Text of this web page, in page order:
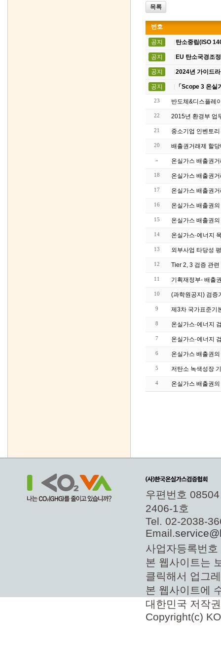
목록
번호
공지 탄소중립(ISO
공지 EU 탄소국경조
공지 2024년 가이드
공지 「Scope 3 온
23 반도체&디스플레
22 2015년 환경부 업
21 중소기업 인벤토
20 배출권거래제 할
» 온실가스 배출권
18 온실가스 배출권
17 온실가스 배출권
16 온실가스 배출권
15 온실가스 배출권
14 온실가스·에너지
13 외부사업 타당성
12 Tier 2, 3 검증 관
11 기획재정부- 배출
10 (과학원공지) 검증
9 제3차 국가표준기
8 온실가스·에너지
7 온실가스·에너지
6 온실가스 배출권
5 저탄소 녹색성장
4 온실가스 배출권
우편번호
2406-1호
Tel. 02-2038-
Email.
사업자등록번
본 웹사이트는
클릭해서 업그
본 웹사이트에
대한민국 저작
Copyright(c)